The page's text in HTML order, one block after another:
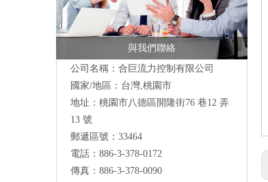
與我們聯絡
公司名稱：合巨流力控制有限公司
國家/地區：台灣,桃園市
地址：桃園市八德區開隆街76 巷12 弄
13 號
郵遞區號：33464
電話：886-3-378-0172
傳真：886-3-378-0090